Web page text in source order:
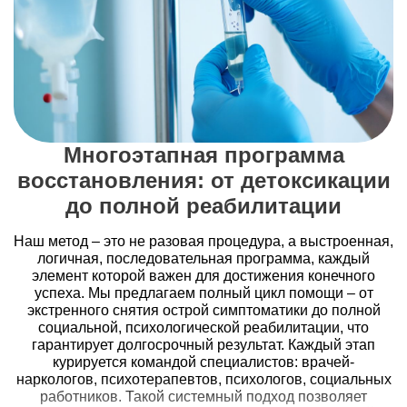
Для людей с лабильной психикой, повышенной
тревожностью, мнительностью или имевших
негативный опыт в прошлом,лечение алкоголизмабез
гипноза является единственным способом помощи. Мы
гарантируем, что в нашей работе не используются
методы, способные навредить хрупкому душевному
равновесию.
Напротив, все психотерапевтические техники
направлены на стабилизацию эмоционального фона,
обучение навыкам саморегуляции, снятие тревоги, что
создаёт прочную основу для долгосрочной ремиссии.
Устранение корня проблемы, а не
симптома
Кодирование борется со следствием – желанием
выпить. Наша же задача – найти и проработать
глубинную психологическую причину, которая привела к
формированию зависимости. Это может быть
неудовлетворённость жизнью, хронический стресс,
нерешённые внутренние конфликты или низкая
Многоэтапная программа
восстановления: от детоксикации
до полной реабилитации
Наш метод – это не разовая процедура, а выстроенная,
логичная, последовательная программа, каждый
элемент которой важен для достижения конечного
успеха. Мы предлагаем полный цикл помощи – от
экстренного снятия острой симптоматики до полной
социальной, психологической реабилитации, что
гарантирует долгосрочный результат. Каждый этап
курируется командой специалистов: врачей-
наркологов, психотерапевтов, психологов, социальных
работников. Такой системный подход позволяет